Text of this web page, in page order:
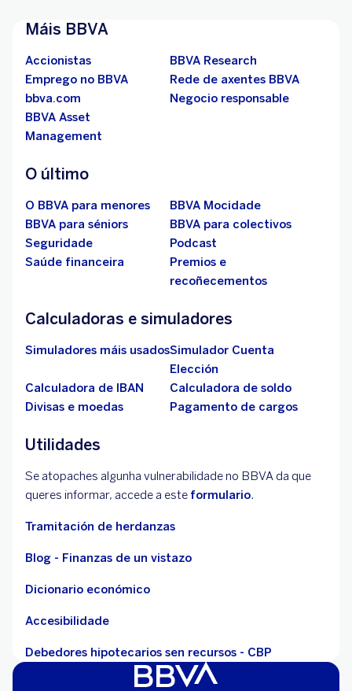
Máis BBVA
Accionistas
BBVA Research
Emprego no BBVA
Rede de axentes BBVA
bbva.com
Negocio responsable
BBVA Asset
Management
O último
O BBVA para menores
BBVA Mocidade
BBVA para séniors
BBVA para colectivos
Seguridade
Podcast
Saúde financeira
Premios e
recoñecementos
Calculadoras e simuladores
Simuladores máis usadosSimulador Cuenta
Elección
Calculadora de IBAN
Calculadora de soldo
Divisas e moedas
Pagamento de cargos
Utilidades
Se atopaches algunha vulnerabilidade no BBVA da que
queres informar, accede a este formulario.
Tramitación de herdanzas
Blog - Finanzas de un vistazo
Dicionario económico
Accesibilidade
Debedores hipotecarios sen recursos - CBP